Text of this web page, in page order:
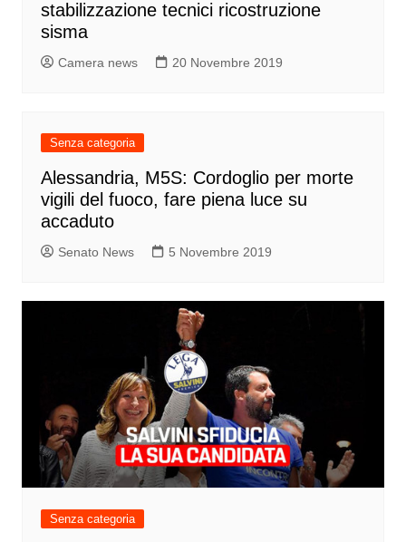
stabilizzazione tecnici ricostruzione
sisma
Camera news 20 Novembre 2019
Senza categoria
Alessandria, M5S: Cordoglio per morte
vigili del fuoco, fare piena luce su
accaduto
Senato News 5 Novembre 2019
Senza categoria